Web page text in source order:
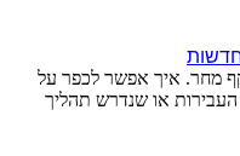
מחר. איך אפשר לכפר על
או שנדרש תהליך